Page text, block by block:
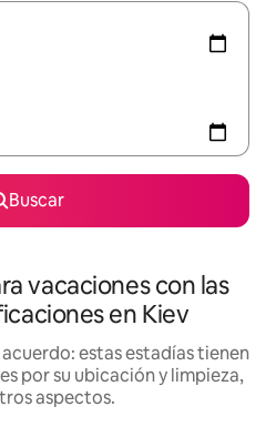
Buscar
vacaciones con las
en Kiev
estas estadías tienen
por su ubicación y limpieza,
aspectos.